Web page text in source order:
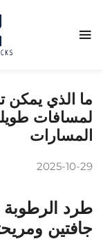
ما الذي
لمسافات طويلة
المسارات
2025-10-29
طرد
جافتين